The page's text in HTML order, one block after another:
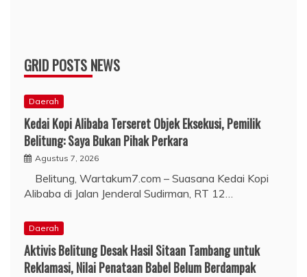
GRID POSTS NEWS
Daerah
Kedai Kopi Alibaba Terseret Objek Eksekusi, Pemilik
Belitung: Saya Bukan Pihak Perkara
Agustus 7, 2026
Belitung, Wartakum7.com – Suasana Kedai Kopi
Alibaba di Jalan Jenderal Sudirman, RT 12…
Daerah
Aktivis Belitung Desak Hasil Sitaan Tambang untuk
Reklamasi, Nilai Penataan Babel Belum Berdampak